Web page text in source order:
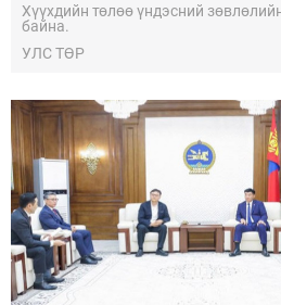
Хүүхдийн төлөө үндэсний
байна.
УЛС ТӨР